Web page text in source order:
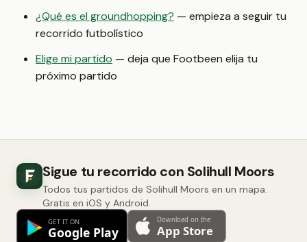
¿Qué es el groundhopping? — empieza a seguir tu
recorrido futbolístico
Elige mi partido — deja que Footbeen elija tu
próximo partido
Sigue tu recorrido con Solihull Moors
Todos tus partidos de Solihull Moors en un mapa.
Gratis en iOS y Android.